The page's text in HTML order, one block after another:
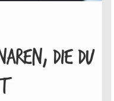
DIE DU